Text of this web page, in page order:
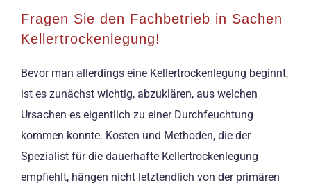
Fragen Sie den Fachbetrieb in Sachen
Kellertrockenlegung!
Bevor man allerdings eine Kellertrockenlegung beginnt,
ist es zunächst wichtig, abzuklären, aus welchen
Ursachen es eigentlich zu einer Durchfeuchtung
kommen konnte. Kosten und Methoden, die der
Spezialist für die dauerhafte Kellertrockenlegung
empfiehlt, hängen nicht letztendlich von der primären